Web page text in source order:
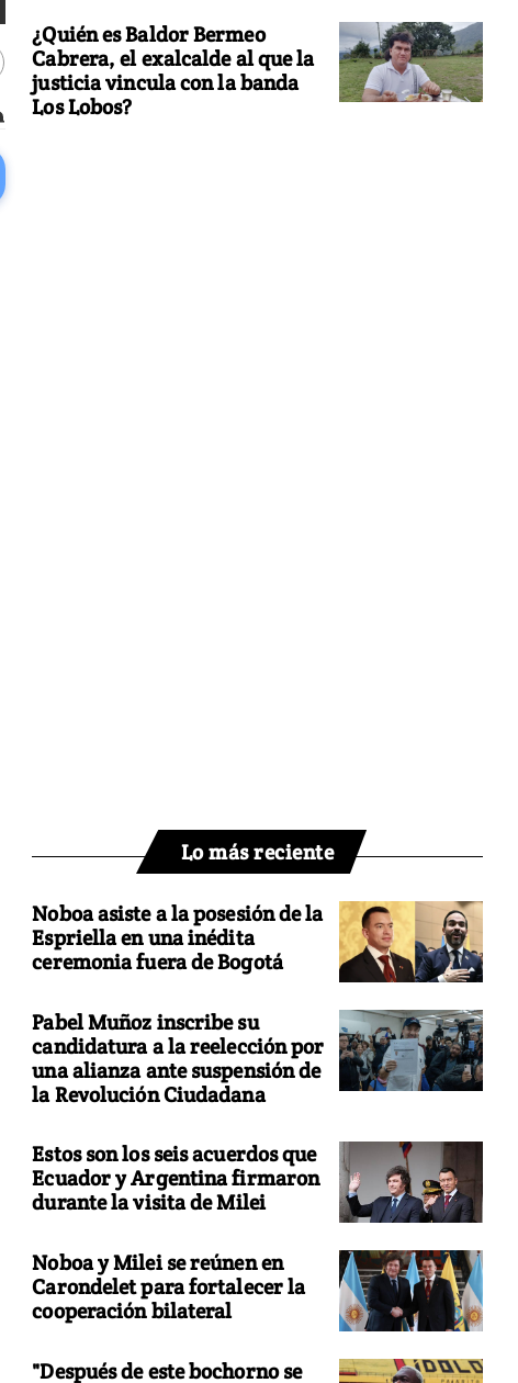
¿Quién es Baldor Bermeo
Cabrera, el exalcalde al que la
justicia vincula con la banda
Los Lobos?
Lo más reciente
Noboa asiste a la posesión de la
Espriella en una inédita
ceremonia fuera de Bogotá
Pabel Muñoz inscribe su
candidatura a la reelección por
una alianza ante suspensión de
la Revolución Ciudadana
Estos son los seis acuerdos que
Ecuador y Argentina firmaron
durante la visita de Milei
Noboa y Milei se reúnen en
Carondelet para fortalecer la
cooperación bilateral
"Después de este bochorno se